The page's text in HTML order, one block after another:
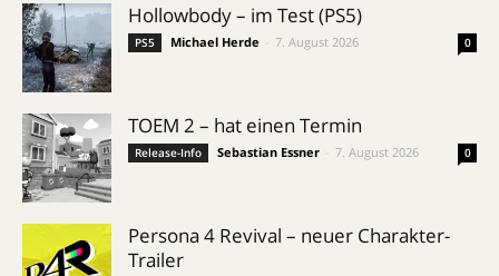
Hollowbody – im Test (PS5)
PS5 Michael Herde 7. August 2026 0
TOEM 2 – hat einen Termin
Release-Info Sebastian Essner 7. August 2026 0
Persona 4 Revival – neuer Charakter-
Trailer